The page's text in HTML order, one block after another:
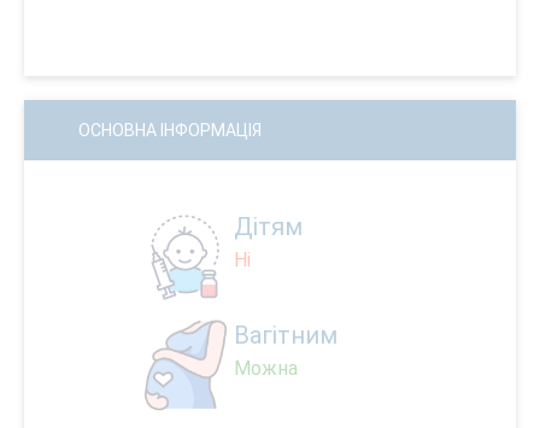
ОСНОВНА ІНФОРМАЦІЯ
Дітям
Ні
Вагітним
Можна